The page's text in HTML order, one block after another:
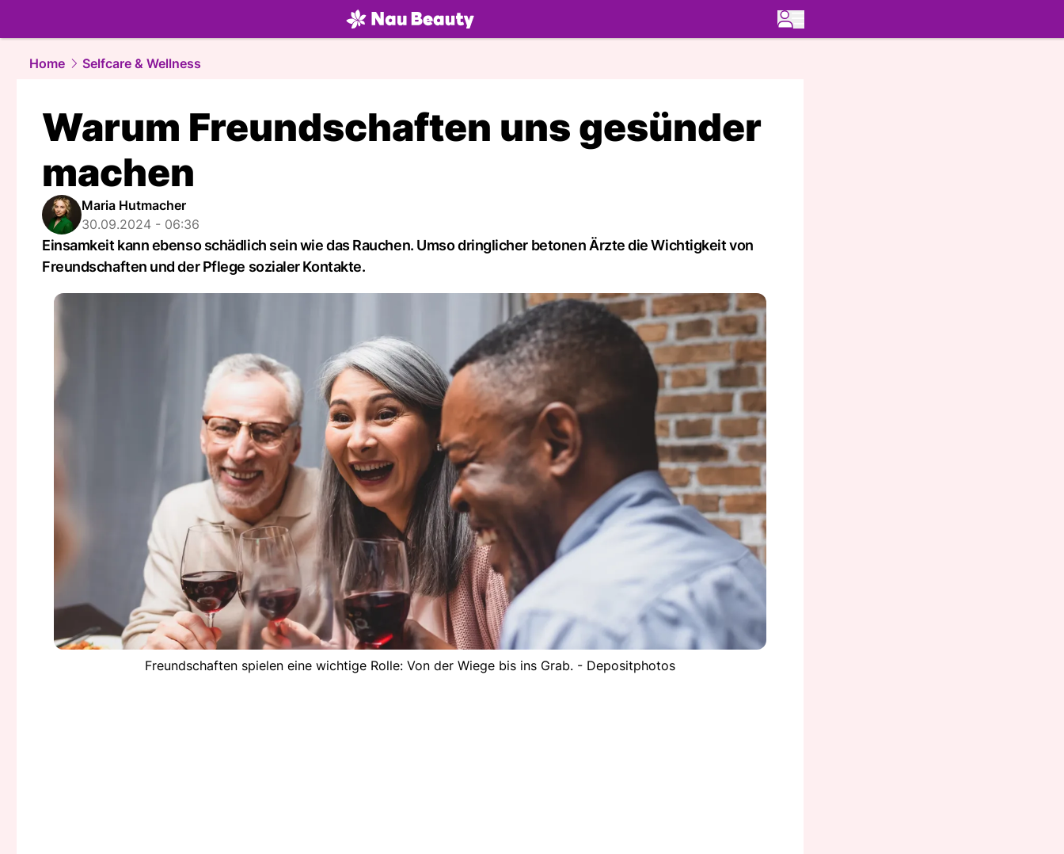
beauty.NAU.ch
Home
Selfcare & Wellness
Warum Freundschaften uns gesünder
machen
Maria Hutmacher
30.09.2024 - 06:36
Einsamkeit kann ebenso schädlich sein wie das Rauchen. Umso dringlicher betonen Ärzte die Wichtigkeit von
Freundschaften und der Pflege sozialer Kontakte.
Freundschaften spielen eine wichtige Rolle: Von der Wiege bis ins Grab. - Depositphotos